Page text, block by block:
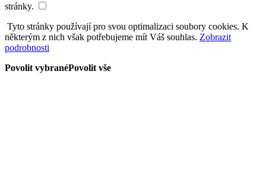
stránky.
Tyto stránky používají pro svou optimalizaci soubory cookies. K
některým z nich však potřebujeme mít Váš souhlas. Zobrazit
podrobnosti
Povolit vybranéPovolit vše